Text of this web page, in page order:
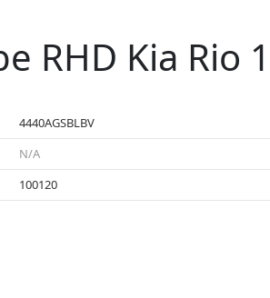
RHD Kia Rio
4440AGSBLBV
N/A
100120